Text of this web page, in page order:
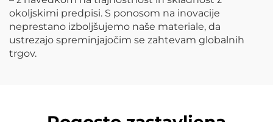
okoljskimi predpisi. S ponosom na inovacije
neprestano izboljšujemo naše materiale, da
ustrezajo spreminjajočim se zahtevam globalnih
trgov.